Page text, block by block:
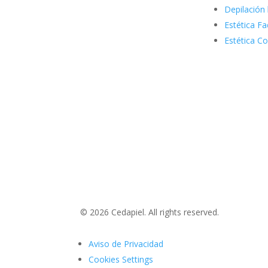
Depilación
Estética
Estética
© 2026 Cedapiel. All rights reserved.
Aviso de Privacidad
Cookies Settings